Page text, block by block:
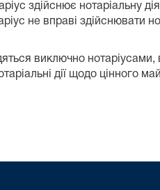
здійснює нотаріальну
не вправі здійснювати
виключно
дії щодо цінного